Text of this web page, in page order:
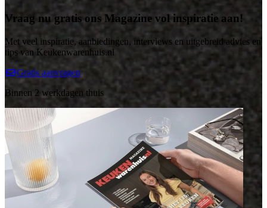
Afspraak maken
Vraag nu gratis ons Magazine vol inspiratie aan!
Met veel inspiratie, aanbiedingen, interviews en uitgebreid advies en
tips van Keukenwarenhuis.nl
Gratis aanvragen
Binnen 2 werkdagen thuis